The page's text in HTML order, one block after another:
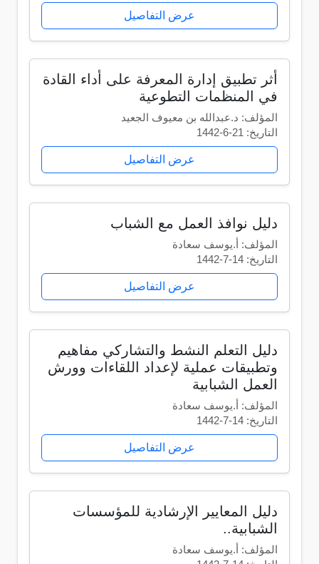
عرض التفاصيل
أثر تطبيق إدارة المعرفة على أداء القادة
في المنظمات التطوعية
المؤلف: د.عبدالله بن معيوف الجعيد
التاريخ: 21-6-1442
عرض التفاصيل
دليل نوافذ العمل مع الشباب
المؤلف: أ.يوسف سعادة
التاريخ: 14-7-1442
عرض التفاصيل
دليل التعلم النشط والتشاركي مفاهيم
وتطبيقات عملية لإعداد اللقاءات وورش
العمل الشبابية
المؤلف: أ.يوسف سعادة
التاريخ: 14-7-1442
عرض التفاصيل
دليل المعايير الإرشادية للمؤسسات
الشبابية..
المؤلف: أ.يوسف سعادة